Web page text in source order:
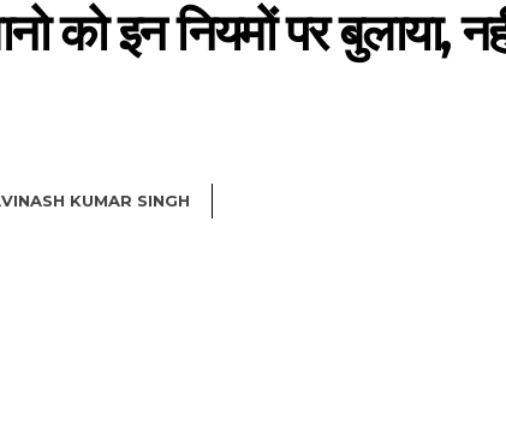
को इन नियमों पर बुलाया,
KUMAR SINGH